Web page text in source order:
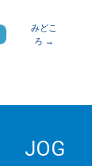
みどこ
ろ →
JOG